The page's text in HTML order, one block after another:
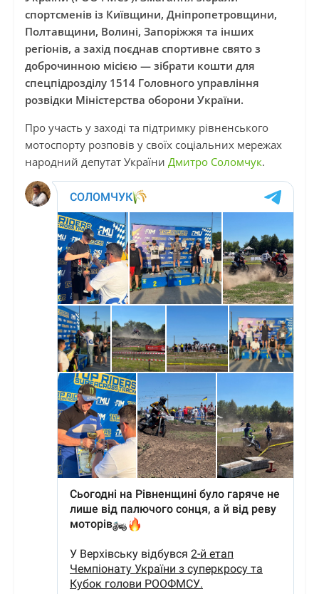
спортсменів із Київщини, Дніпропетровщини,
Полтавщини, Волині, Запоріжжя та інших
регіонів, а захід поєднав спортивне свято з
доброчинною місією — зібрати кошти для
спецпідрозділу 1514 Головного управління
розвідки Міністерства оборони України.
Про участь у заході та підтримку рівненського
мотоспорту розповів у своїх соціальних мережах
народний депутат України Дмитро Соломчук.